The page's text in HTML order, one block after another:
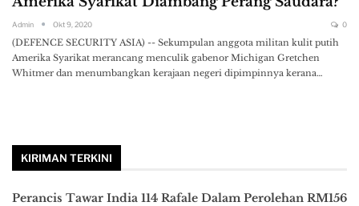
Admin Okt 9, 2020 0
(DEFENCE SECURITY ASIA) -- Sekumpulan anggota militan kulit putih
Amerika Syarikat merancang menculik gabenor Michigan Gretchen
Whitmer dan menumbangkan kerajaan negeri dipimpinnya kerana…
KIRIMAN TERKINI
Perancis Tawar India 114 Rafale Dalam Perolehan RM156